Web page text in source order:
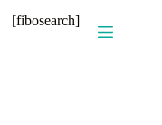
[fibosearch]